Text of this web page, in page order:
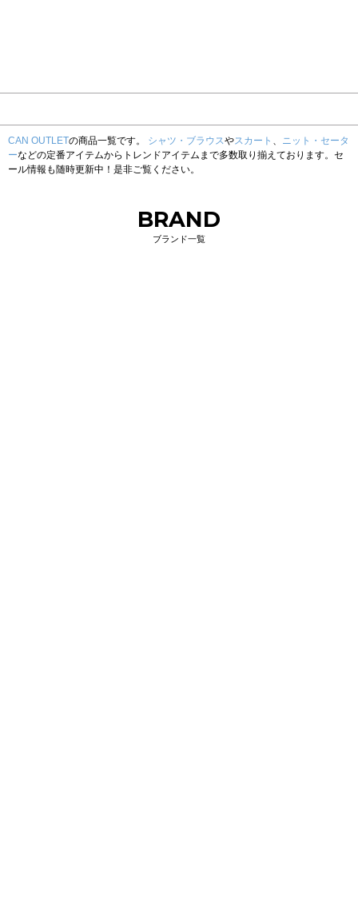
CAN OUTLETの商品一覧です。 シャツ・ブラウスやスカート 、 ニット・セータ
ーなどの定番アイテムからトレンドアイテムまで多数取り揃えております。セ
ール情報も随時更新中！是非ご覧ください。
BRAND
ブランド一覧